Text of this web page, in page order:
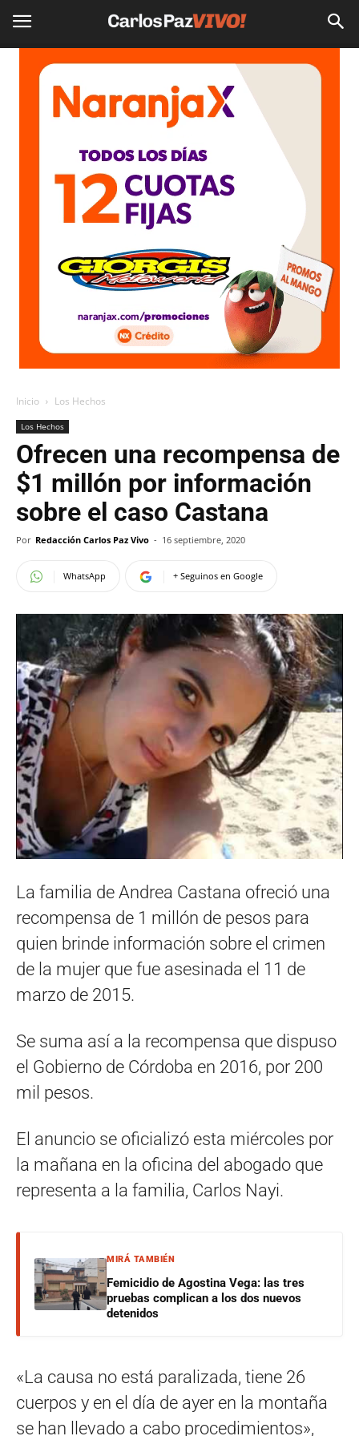
Inicio Los Hechos
Los Hechos
Ofrecen una recompensa de
$1 millón por información
sobre el caso Castana
Por Redacción Carlos Paz Vivo - 16 septiembre, 2020
WhatsApp + Seguinos en Google
La familia de Andrea Castana ofreció una
recompensa de 1 millón de pesos para
quien brinde información sobre el crimen
de la mujer que fue asesinada el 11 de
marzo de 2015.
Se suma así a la recompensa que dispuso
el Gobierno de Córdoba en 2016, por 200
mil pesos.
El anuncio se oficializó esta miércoles por
la mañana en la oficina del abogado que
representa a la familia, Carlos Nayi.
MIRÁ TAMBIÉN
Femicidio de Agostina Vega: las tres
pruebas complican a los dos nuevos
detenidos
«La causa no está paralizada, tiene 26
cuerpos y en el día de ayer en la montaña
se han llevado a cabo procedimientos»,